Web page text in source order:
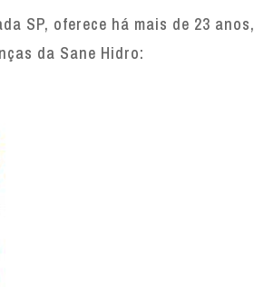
SP, oferece há mais de 23 anos,
da Sane Hidro: